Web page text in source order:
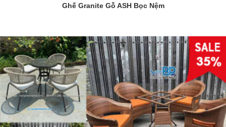
Ghế Granite Gỗ ASH Bọc Nệm